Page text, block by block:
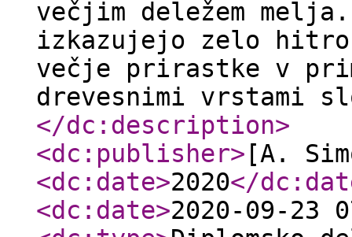
večjim deležem
izkazujejo zelo
večje prirastke v
drevesnimi vrstami
</dc:description>
<dc:publisher> [A.
<dc:date>2020</
<dc:date>2020-09-23